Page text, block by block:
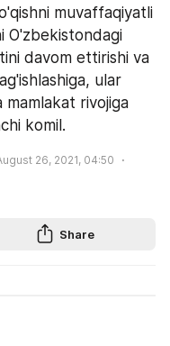
muvaffaqiyatli
O'zbekistondagi
davom ettirishi va
ular
rivojiga
komil.
26, 2021, 04:50
Share